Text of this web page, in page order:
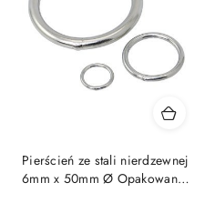
Pierścień ze stali nierdzewnej
6mm x 50mm Ø Opakowanie